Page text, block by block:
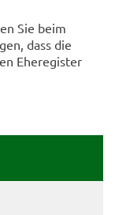
Sie beim
dass die
Eheregister